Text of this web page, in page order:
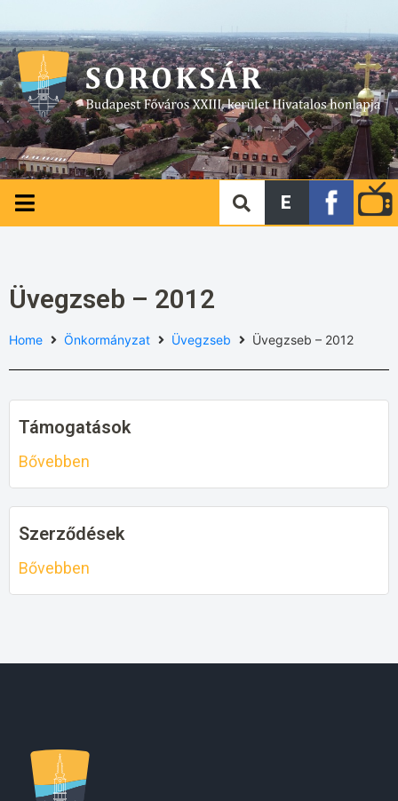
E
Üvegzseb – 2012
Home Önkormányzat Üvegzseb Üvegzseb – 2012
Támogatások
Bővebben
Szerződések
Bővebben